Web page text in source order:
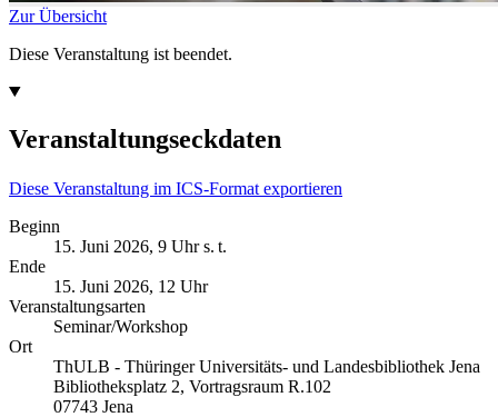
Zur Übersicht
Diese Veranstaltung ist beendet.
Veranstaltungseckdaten
Diese Veranstaltung im ICS-Format exportieren
Beginn
15. Juni 2026, 9 Uhr s. t.
Ende
15. Juni 2026, 12 Uhr
Veranstaltungsarten
Seminar/Workshop
Ort
ThULB - Thüringer Universitäts- und Landesbibliothek Jena
Bibliotheksplatz 2, Vortragsraum R.102
07743 Jena